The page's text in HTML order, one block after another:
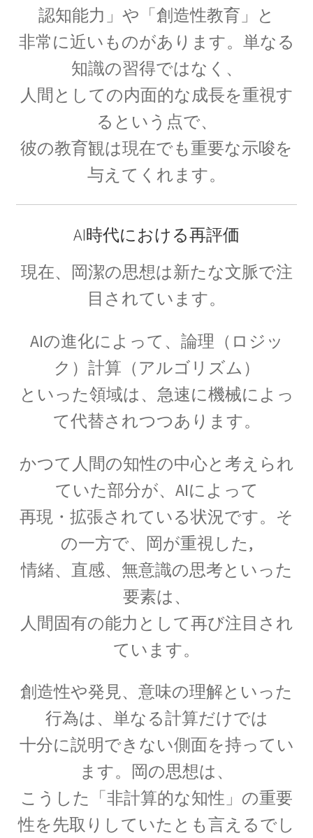
イェール大学の関連人物
ギブス・山川健次郎・ナイキスト等
が学んだ名門
イギリス関係の人々
イタリア関係の物理学者
【コペルニクスからフェルミまでの系譜】
ウィリアム・トムソン
【B・K OM, GCVO, PC, PRS, PRSE】
ウィーン大学（Universität Wien)
関係【独語圏最古の大学】
エドウィン・パウエル・ハッブル
_【赤方偏移を示し膨張宇宙論を論じ
ました】
エドワード・テラー
【ハイゼンベルグに学ぶ｜原爆開発推進・水爆
の父】
エルンスト・マッハ
【実証論の立場から認識の問題を議論】
認知能力」や「創造性教育」と
非常に近いものがあります。 単なる
知識の習得ではなく、
人間としての内面的な成長を重視す
るという点で、
彼の教育観は現在でも重要な示唆を
与えてくれます。
AI時代における再評価
現在、岡潔の思想は新たな文脈で注
目されています。
AIの進化によって、 論理（ロジッ
ク） 計算（アルゴリズム）
といった領域は、急速に機械によっ
て代替されつつあります。
かつて人間の知性の中心と考えられ
ていた部分が、AIによって
再現・拡張されている状況です。 そ
の一方で、岡が重視した,
情緒、 直感、 無意識の思考といった
要素は、
人間固有の能力として再び注目され
ています。
創造性や発見、意味の理解といった
行為は、単なる計算だけでは
十分に説明できない側面を持ってい
ます。岡の思想は、
こうした「非計算的な知性」の重要
性を先取りしていたとも言えるでし